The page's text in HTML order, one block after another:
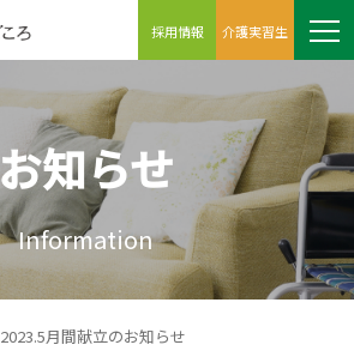
採用情報 介護実習生
お知らせ
Information
2023.5月間献立のお知らせ